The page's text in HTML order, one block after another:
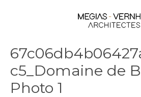
c5_Domaine de
Photo 1